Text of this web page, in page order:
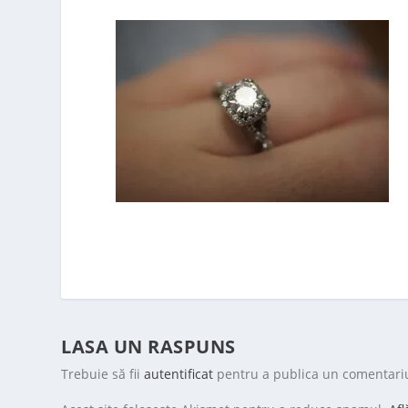
LASA UN RASPUNS
Trebuie să fiiautentificat pentru a publica un